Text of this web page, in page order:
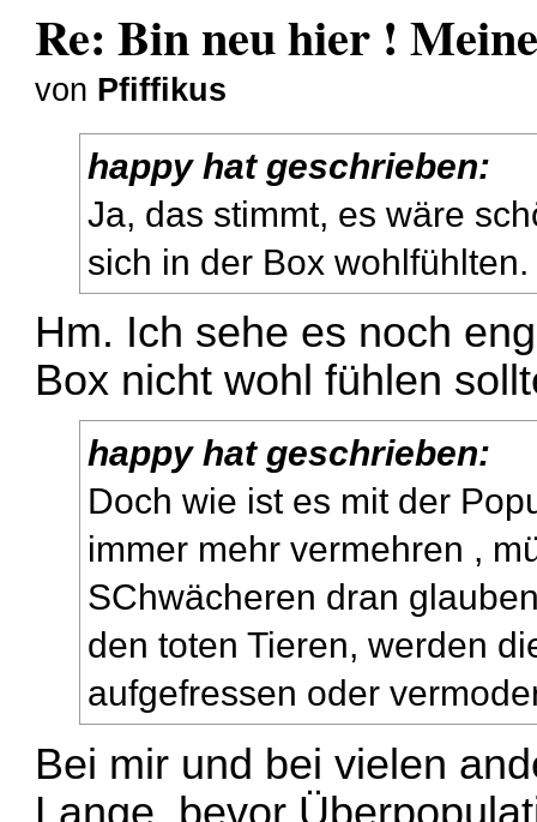
Re: Bin neu hier !
von Pfiffikus
happy hat geschrieben:
Ja, das stimmt, es wäre
sich in der Box wohlfühlten.
Hm. Ich sehe es noch
Box nicht wohl fühlen
happy hat geschrieben:
Doch wie ist es mit der
immer mehr vermehren ,
SChwächeren dran
den toten Tieren, werden
aufgefressen oder
Bei mir und bei vielen
Lange, bevor